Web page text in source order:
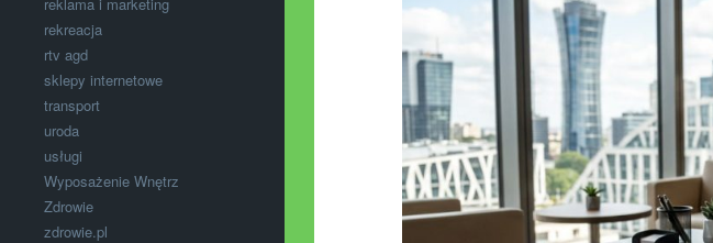
rekreacja
rtv agd
sklepy internetowe
transport
uroda
usługi
Wyposażenie Wnętrz
Zdrowie
zdrowie.pl